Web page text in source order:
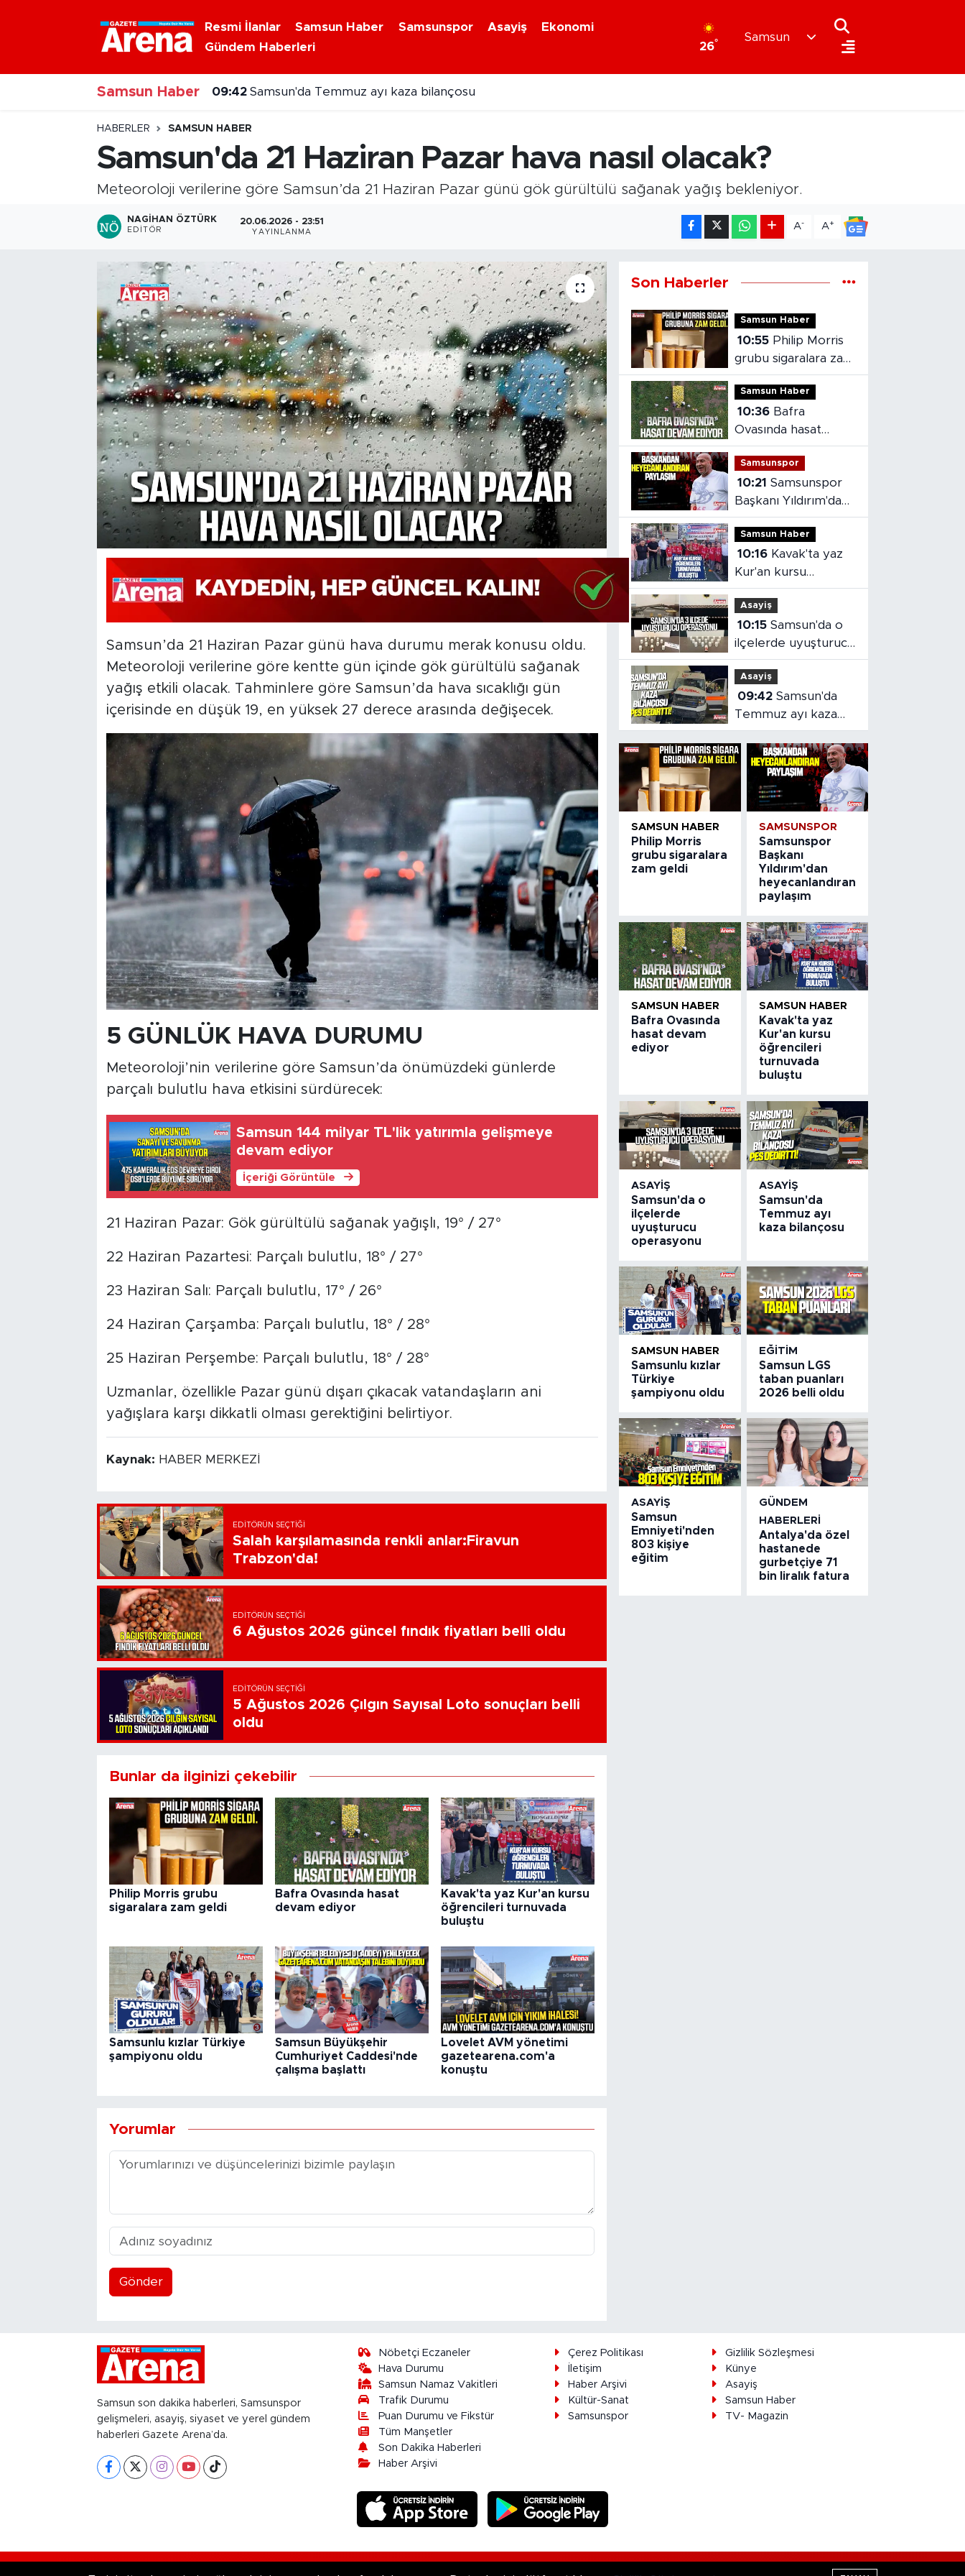
Resmi İlanlar Samsun Haber Samsunspor Asayiş
Ekonomi
Gündem Haberleri
26°
Samsun
Samsun Haber 09:42 Samsun'da Temmuz ayı kaza bilançosu
HABERLER SAMSUN HABER
Samsun'da 21 Haziran Pazar hava nasıl olacak?
Meteoroloji verilerine göre Samsun’da 21 Haziran Pazar günü gök gürültülü sağanak yağış bekleniyor.
NAGIHAN ÖZTÜRK
EDITÖR
20.06.2026 - 23:51
YAYINLANMA
A- A+
Samsun’da 21 Haziran Pazar günü hava durumu merak konusu oldu.
Meteoroloji verilerine göre kentte gün içinde gök gürültülü sağanak
yağış etkili olacak. Tahminlere göre Samsun’da hava sıcaklığı gün
içerisinde en düşük 19, en yüksek 27 derece arasında değişecek.
5 GÜNLÜK HAVA DURUMU
Meteoroloji’nin verilerine göre Samsun’da önümüzdeki günlerde
parçalı bulutlu hava etkisini sürdürecek:
Samsun 144 milyar TL'lik yatırımla gelişmeye
devam ediyor
İçeriği Görüntüle
21 Haziran Pazar: Gök gürültülü sağanak yağışlı, 19° / 27°
22 Haziran Pazartesi: Parçalı bulutlu, 18° / 27°
23 Haziran Salı: Parçalı bulutlu, 17° / 26°
24 Haziran Çarşamba: Parçalı bulutlu, 18° / 28°
25 Haziran Perşembe: Parçalı bulutlu, 18° / 28°
Uzmanlar, özellikle Pazar günü dışarı çıkacak vatandaşların ani
yağışlara karşı dikkatli olması gerektiğini belirtiyor.
Kaynak: HABER MERKEZİ
EDITÖRÜN SEÇTIĞI
Salah karşılamasında renkli anlar:Firavun
Trabzon'da!
EDITÖRÜN SEÇTIĞI
6 Ağustos 2026 güncel fındık fiyatları belli oldu
EDITÖRÜN SEÇTIĞI
5 Ağustos 2026 Çılgın Sayısal Loto sonuçları belli
oldu
Bunlar da ilginizi çekebilir
Philip Morris grubu
sigaralara zam geldi
Bafra Ovasında hasat
devam ediyor
Kavak'ta yaz Kur'an kursu
öğrencileri turnuvada
buluştu
Samsunlu kızlar Türkiye
şampiyonu oldu
Samsun Büyükşehir
Cumhuriyet Caddesi'nde
çalışma başlattı
Lovelet AVM yönetimi
gazetearena.com'a
konuştu
Yorumlar
Gönder
Son Haberler
Samsun Haber
10:55
grubu sigaralara zam
geldi
Samsun Haber
10:36
Ovasında hasat
devam ediyor
Samsunspor
10:21 Samsunspor
Başkanı Yıldırım'dan
heyecanlandıran
paylaşım
Samsun Haber
10:16
Kur'an kursu
öğrencileri
turnuvada buluştu
Asayiş
10:15 Samsun'da o
ilçelerde uyuşturucu
operasyonu
Asayiş
09:42 Samsun'da
Temmuz ayı kaza
bilançosu
SAMSUN HABER
Philip Morris
grubu sigaralara
zam geldi
SAMSUNSPOR
Samsunspor
Başkanı
Yıldırım'dan
heyecanlandıran
paylaşım
SAMSUN HABER
Bafra Ovasında
hasat devam
ediyor
SAMSUN HABER
Kavak'ta yaz
Kur'an kursu
öğrencileri
turnuvada
buluştu
ASAYIŞ
Samsun'da o
ilçelerde
uyuşturucu
operasyonu
ASAYIŞ
Samsun'da
Temmuz ayı
kaza bilançosu
SAMSUN HABER
Samsunlu kızlar
Türkiye
şampiyonu oldu
EĞITIM
Samsun LGS
taban puanları
2026 belli oldu
ASAYIŞ
Samsun
Emniyeti'nden
803 kişiye
eğitim
GÜNDEM
HABERLERI
Antalya'da özel
hastanede
gurbetçiye 71
bin liralık fatura
Samsun son dakika haberleri, Samsunspor
gelişmeleri, asayiş, siyaset ve yerel gündem
haberleri Gazete Arena’da.
Nöbetçi Eczaneler
Hava Durumu
Samsun Namaz Vakitleri
Trafik Durumu
Puan Durumu ve Fikstür
Tüm Manşetler
Son Dakika Haberleri
Haber Arşivi
Çerez Politikası
Gizlilik Sözleşmesi
İletişim
Künye
Haber Arşivi
Asayiş
Kültür-Sanat
Samsun Haber
Samsunspor
TV- Magazin
Nöbetçi Eczaneler
Hava Durumu
Samsun Namaz Vakitleri
Trafik Durumu
Süper Lig Puan Durumu ve Fikstür
Tüm Manşetler
Son Dakika Haberleri
Haber Arşivi